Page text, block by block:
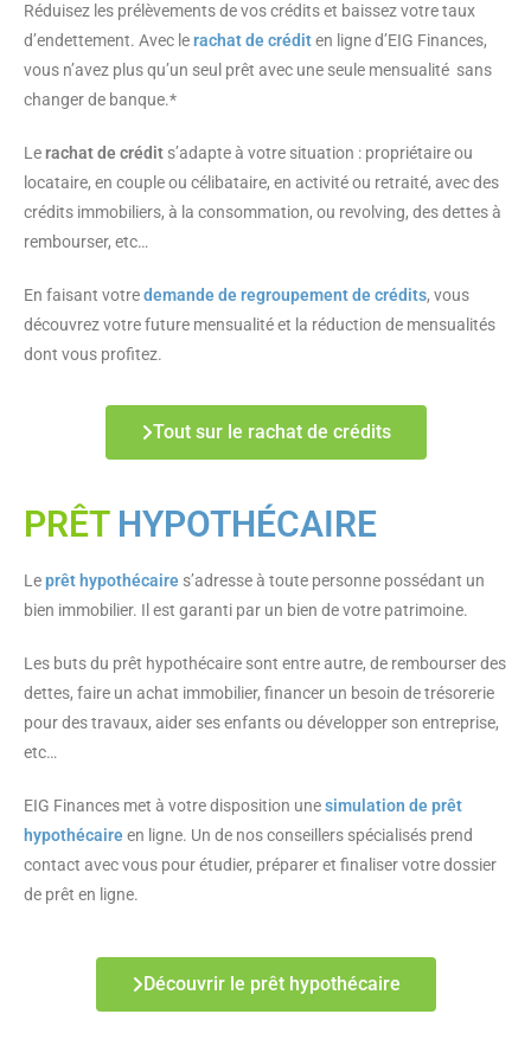
Réduisez les prélèvements de vos crédits et baissez votre taux
d’endettement. Avec lerachat de créditen ligne d’EIG Finances,
vous n’avez plus qu’un seul prêt avec une seule mensualité sans
changer de banque.*
Lerachat de crédit s’adapte à votre situation : propriétaire ou
locataire, en couple ou célibataire, en activité ou retraité, avec des
crédits immobiliers, à la consommation, ou revolving, des dettes à
rembourser, etc…
En faisant votredemande de regroupement de crédits, vous
découvrez votre future mensualité et la réduction de mensualités
dont vous profitez.
Tout sur le rachat de crédits
PRÊTHYPOTHÉCAIRE
Leprêt hypothécaire s’adresse à toute personne possédant un
bien immobilier. Il est garanti par un bien de votre patrimoine.
Les buts du prêt hypothécaire sont entre autre, de rembourser des
dettes, faire un achat immobilier, financer un besoin de trésorerie
pour des travaux, aider ses enfants ou développer son entreprise,
etc…
EIG Finances met à votre disposition unesimulation de prêt
hypothécaire en ligne. Un de nos conseillers spécialisés prend
contact avec vous pour étudier, préparer et finaliser votre dossier
de prêt en ligne.
Découvrir le prêt hypothécaire